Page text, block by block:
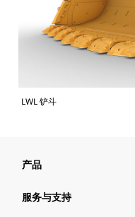
LWL 铲斗
产品
服务与支持